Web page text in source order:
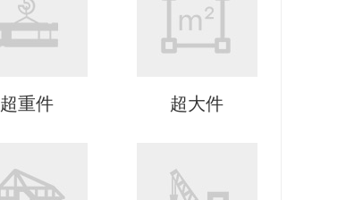
超重件 超大件